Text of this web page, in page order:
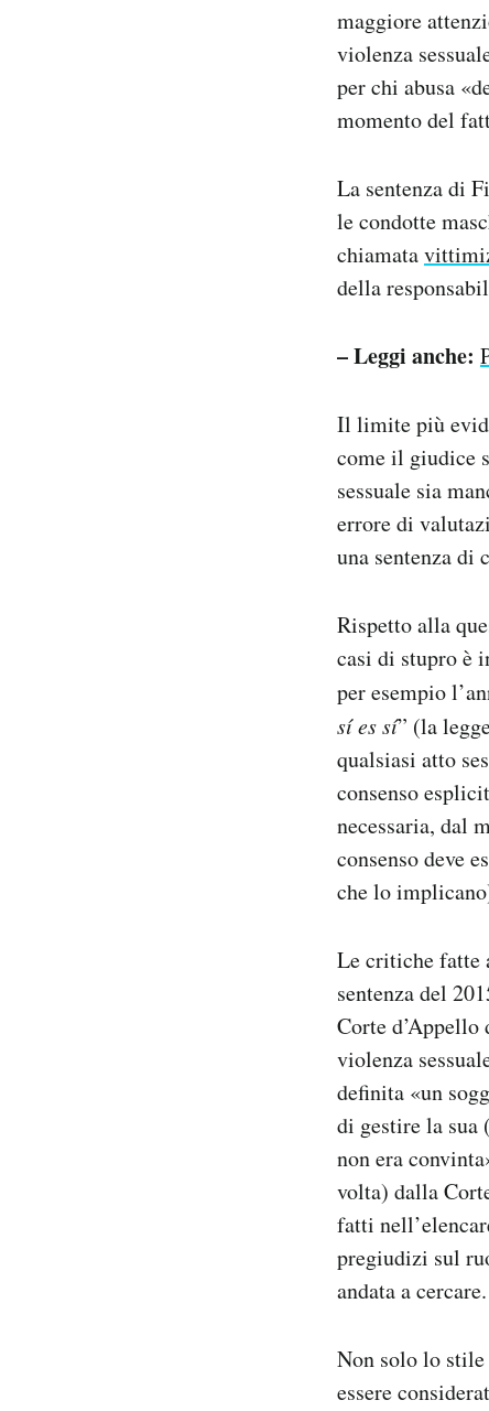
maggiore
violenza
per chi abusa
momento del
La sentenza di
le condotte
chiamata
della
– Leggi anche:
Il limite più
come il giudice
sessuale sia
errore di
una sentenza di
Rispetto alla
casi di stupro è
per esempio
sí es sí” (la
qualsiasi atto
consenso
necessaria, dal
consenso deve
che lo
Le critiche fatte
sentenza del
Corte
violenza
definita «un
di gestire la sua
non era
volta) dalla
fatti
pregiudizi sul
andata a cercare.
Non solo lo stile
essere